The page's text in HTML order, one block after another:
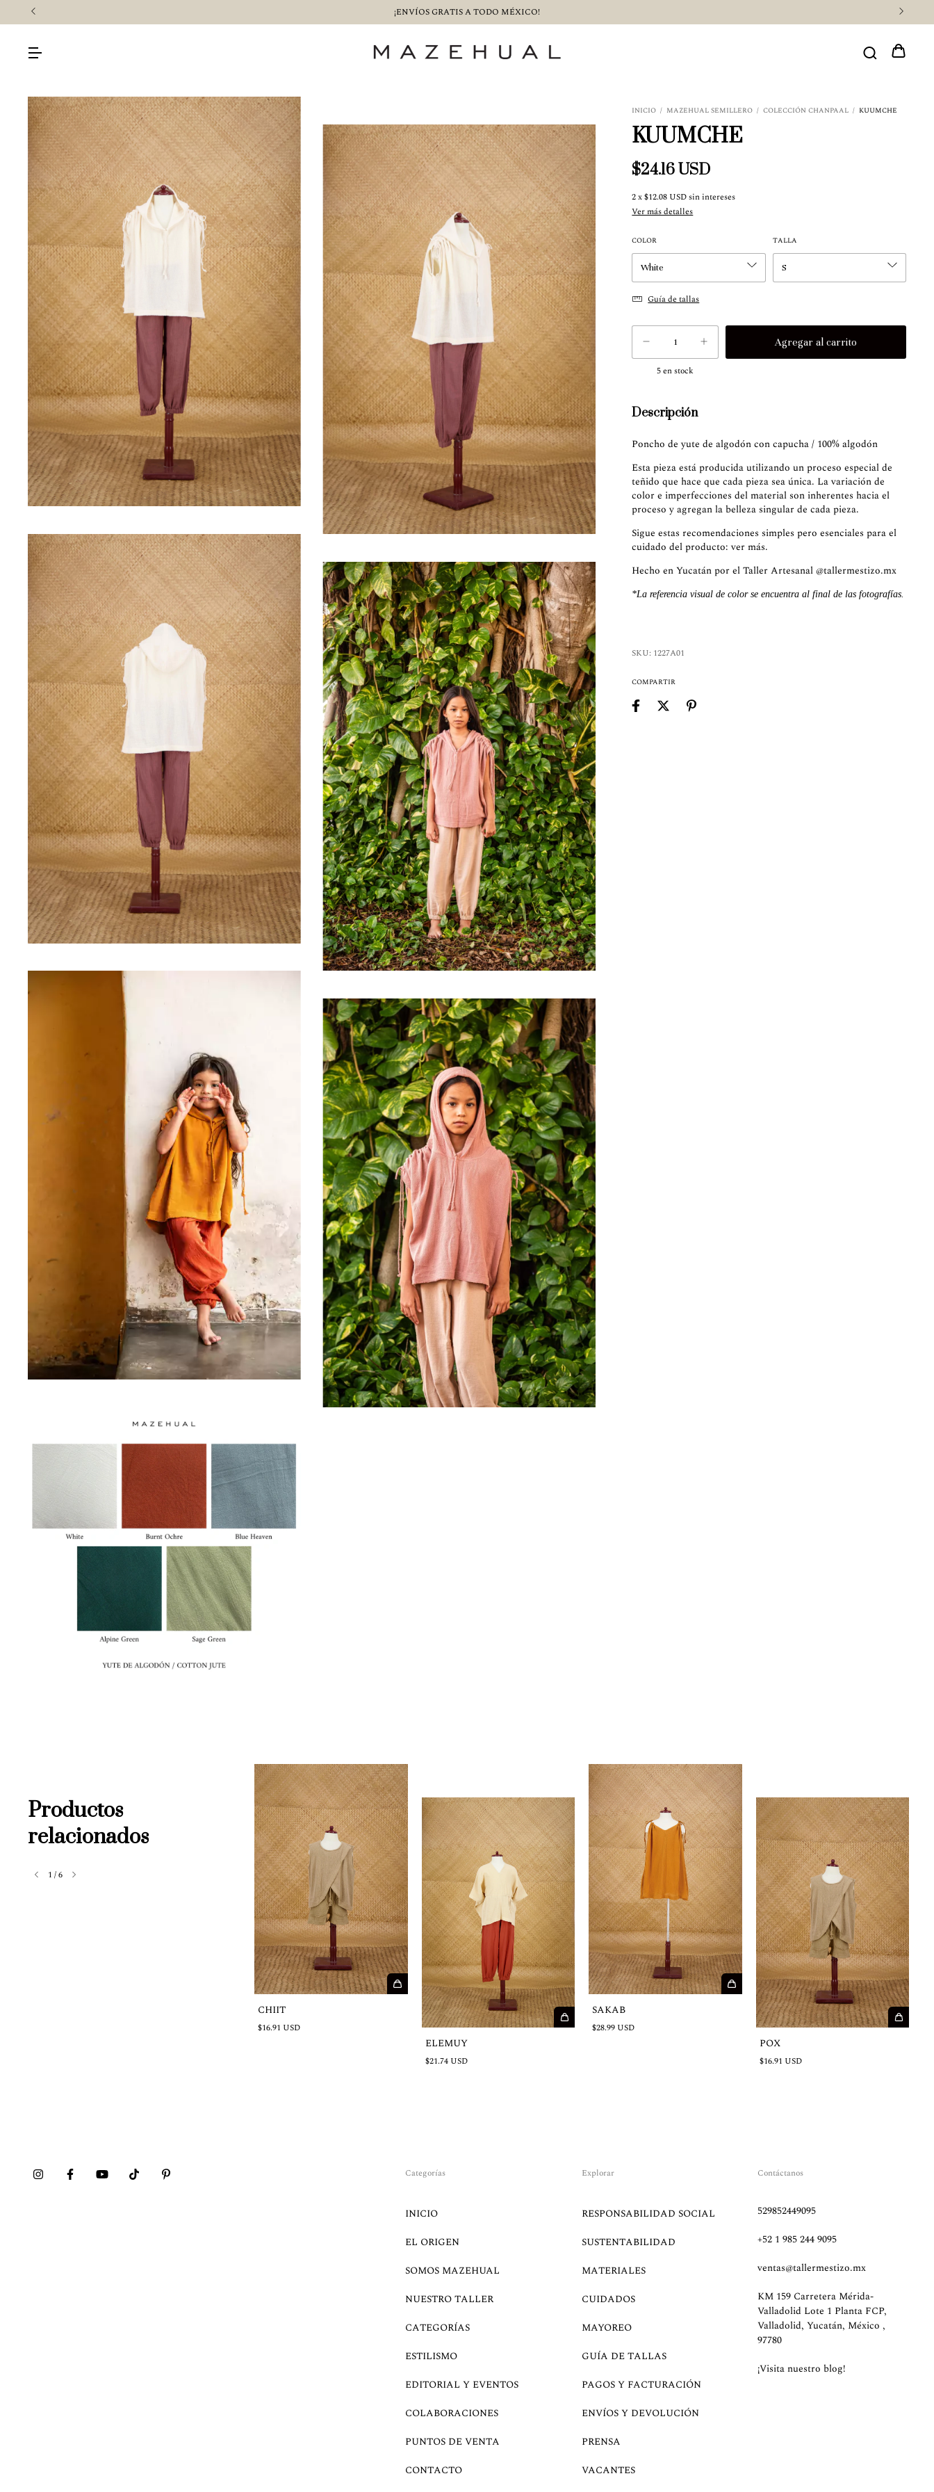
¡$500 PESOS DE CASHBACK COMPRANDO CON SLANA!
INICIO / MAZEHUAL SEMILLERO / COLECCIÓN CHANPAAL / KUUMCHE
KUUMCHE
$24.16 USD
2x$12.08 USDsin intereses
Ver más detalles
COLOR TALLA
Guía de tallas
5en stock
Descripción
Poncho de yute de algodón con capucha / 100% algodón
Esta pieza está producida utilizando un proceso especial de
teñido que hace que cada pieza sea única. La variación de
color e imperfecciones del material son inherentes hacia el
proceso y agregan la belleza singular de cada pieza.
Sigue estas recomendaciones simples pero esenciales para el
cuidado del producto:ver más.
Hecho en Yucatán por el Taller Artesanal @tallermestizo.mx
*La referencia visual de color se encuentra al final de las fotografías.
SKU: 1227A01
COMPARTIR
Productos
relacionados
1 /6
CHIIT
$16.91 USD
ELEMUY
$21.74 USD
SAKAB
$28.99 USD
POX
$16.91 USD
Categorías
INICIO
EL ORIGEN
SOMOS MAZEHUAL
NUESTRO TALLER
CATEGORÍAS
ESTILISMO
EDITORIAL Y EVENTOS
COLABORACIONES
PUNTOS DE VENTA
CONTACTO
Explorar
RESPONSABILIDAD SOCIAL
SUSTENTABILIDAD
MATERIALES
CUIDADOS
MAYOREO
GUÍA DE TALLAS
PAGOS Y FACTURACIÓN
ENVÍOS Y DEVOLUCIÓN
PRENSA
VACANTES
Contáctanos
529852449095
+52 1 985 244 9095
ventas@tallermestizo.mx
KM 159 Carretera Mérida-
Valladolid Lote 1 Planta FCP,
Valladolid, Yucatán, México ,
97780
¡Visita nuestro blog!